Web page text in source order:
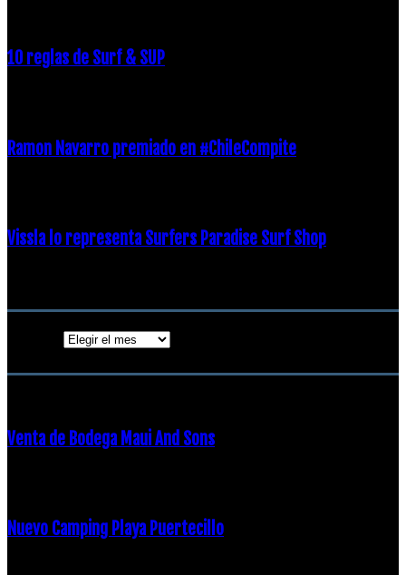
10 reglas de Surf & SUP
Ramon Navarro premiado en #ChileCompite
Vissla lo representa Surfers Paradise Surf Shop
Venta de Bodega Maui And Sons
Nuevo Camping Playa Puertecillo